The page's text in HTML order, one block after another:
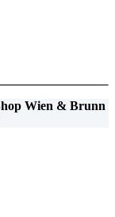
Wien & Brunn